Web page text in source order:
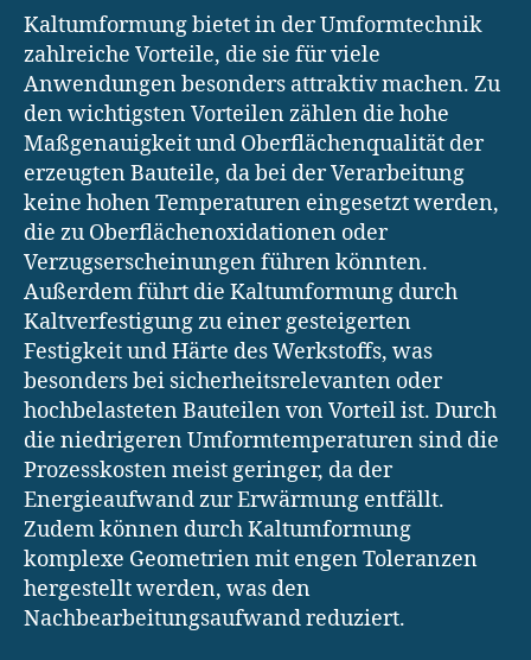
Kaltumformung bietet in der Umformtechnik
zahlreiche Vorteile, die sie für viele
Anwendungen besonders attraktiv machen. Zu
den wichtigsten Vorteilen zählen die hohe
Maßgenauigkeit und Oberflächenqualität der
erzeugten Bauteile, da bei der Verarbeitung
keine hohen Temperaturen eingesetzt werden,
die zu Oberflächenoxidationen oder
Verzugserscheinungen führen könnten.
Außerdem führt die Kaltumformung durch
Kaltverfestigung zu einer gesteigerten
Festigkeit und Härte des Werkstoffs, was
besonders bei sicherheitsrelevanten oder
hochbelasteten Bauteilen von Vorteil ist. Durch
die niedrigeren Umformtemperaturen sind die
Prozesskosten meist geringer, da der
Energieaufwand zur Erwärmung entfällt.
Zudem können durch Kaltumformung
komplexe Geometrien mit engen Toleranzen
hergestellt werden, was den
Nachbearbeitungsaufwand reduziert.